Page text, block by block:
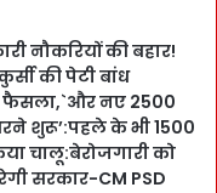
नौकरियों की बहार!
की पेटी बांध
फैसला,`और नए 2500
शुरू’:पहले के भी 1500
चालू:बेरोजगारी को
सरकार-CM PSD